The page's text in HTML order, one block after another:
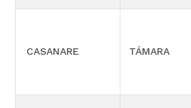
CASANARE TÁMARA